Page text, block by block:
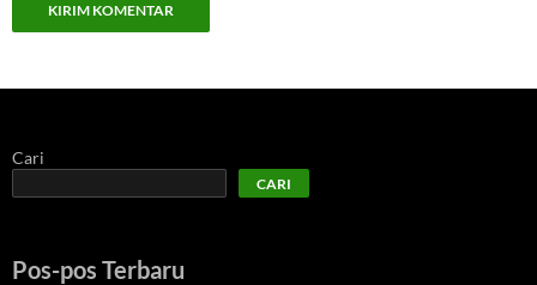
Cari
CARI
Pos-pos Terbaru